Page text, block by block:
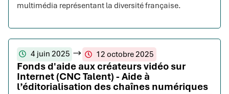
multimédia représentant la diversité française.
4 juin 2025 12 octobre 2025
Fonds d'aide aux créateurs vidéo sur
Internet (CNC Talent) - Aide à
l’éditorialisation des chaînes numériques